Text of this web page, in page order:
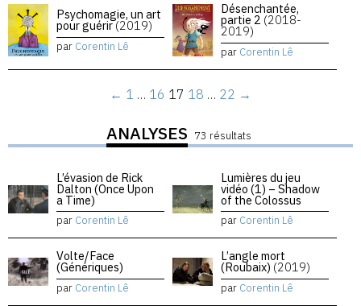
Psychomagie, un art
pour guérir(2019)
par Corentin Lê
Désenchantée,
partie 2 (2018-
2019)
par Corentin Lê
← 1 … 16 17 18 … 22 →
ANALYSES 73 résultats
L’évasion de Rick
Dalton (Once Upon
a Time)
par Corentin Lê
Lumières du jeu
vidéo (1) – Shadow
of the Colossus
par Corentin Lê
Volte/Face
(Génériques)
par Corentin Lê
L’angle mort
(Roubaix) (2019)
par Corentin Lê